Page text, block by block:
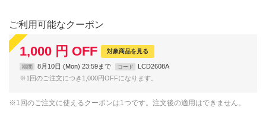
ご利用可能なクーポン
1,000 円 OFF 対象商品を見る
期間 8月10日 (Mon) 23:59まで コード
LCD2608A
※1回のご注文につき1,000円OFFになります。
※1回のご注文に使えるクーポンは1つです。注文後の適用はできません。